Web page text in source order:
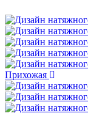
Прихожая